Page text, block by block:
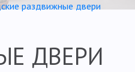
раздвижные двери
ДВЕРИ